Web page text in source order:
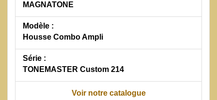
MAGNATONE
Modèle :
Housse Combo Ampli
Série :
TONEMASTER Custom 214
Voir notre catalogue